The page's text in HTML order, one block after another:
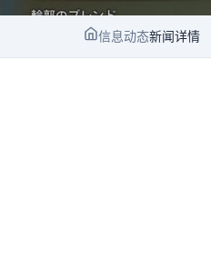
信息动态新闻详情